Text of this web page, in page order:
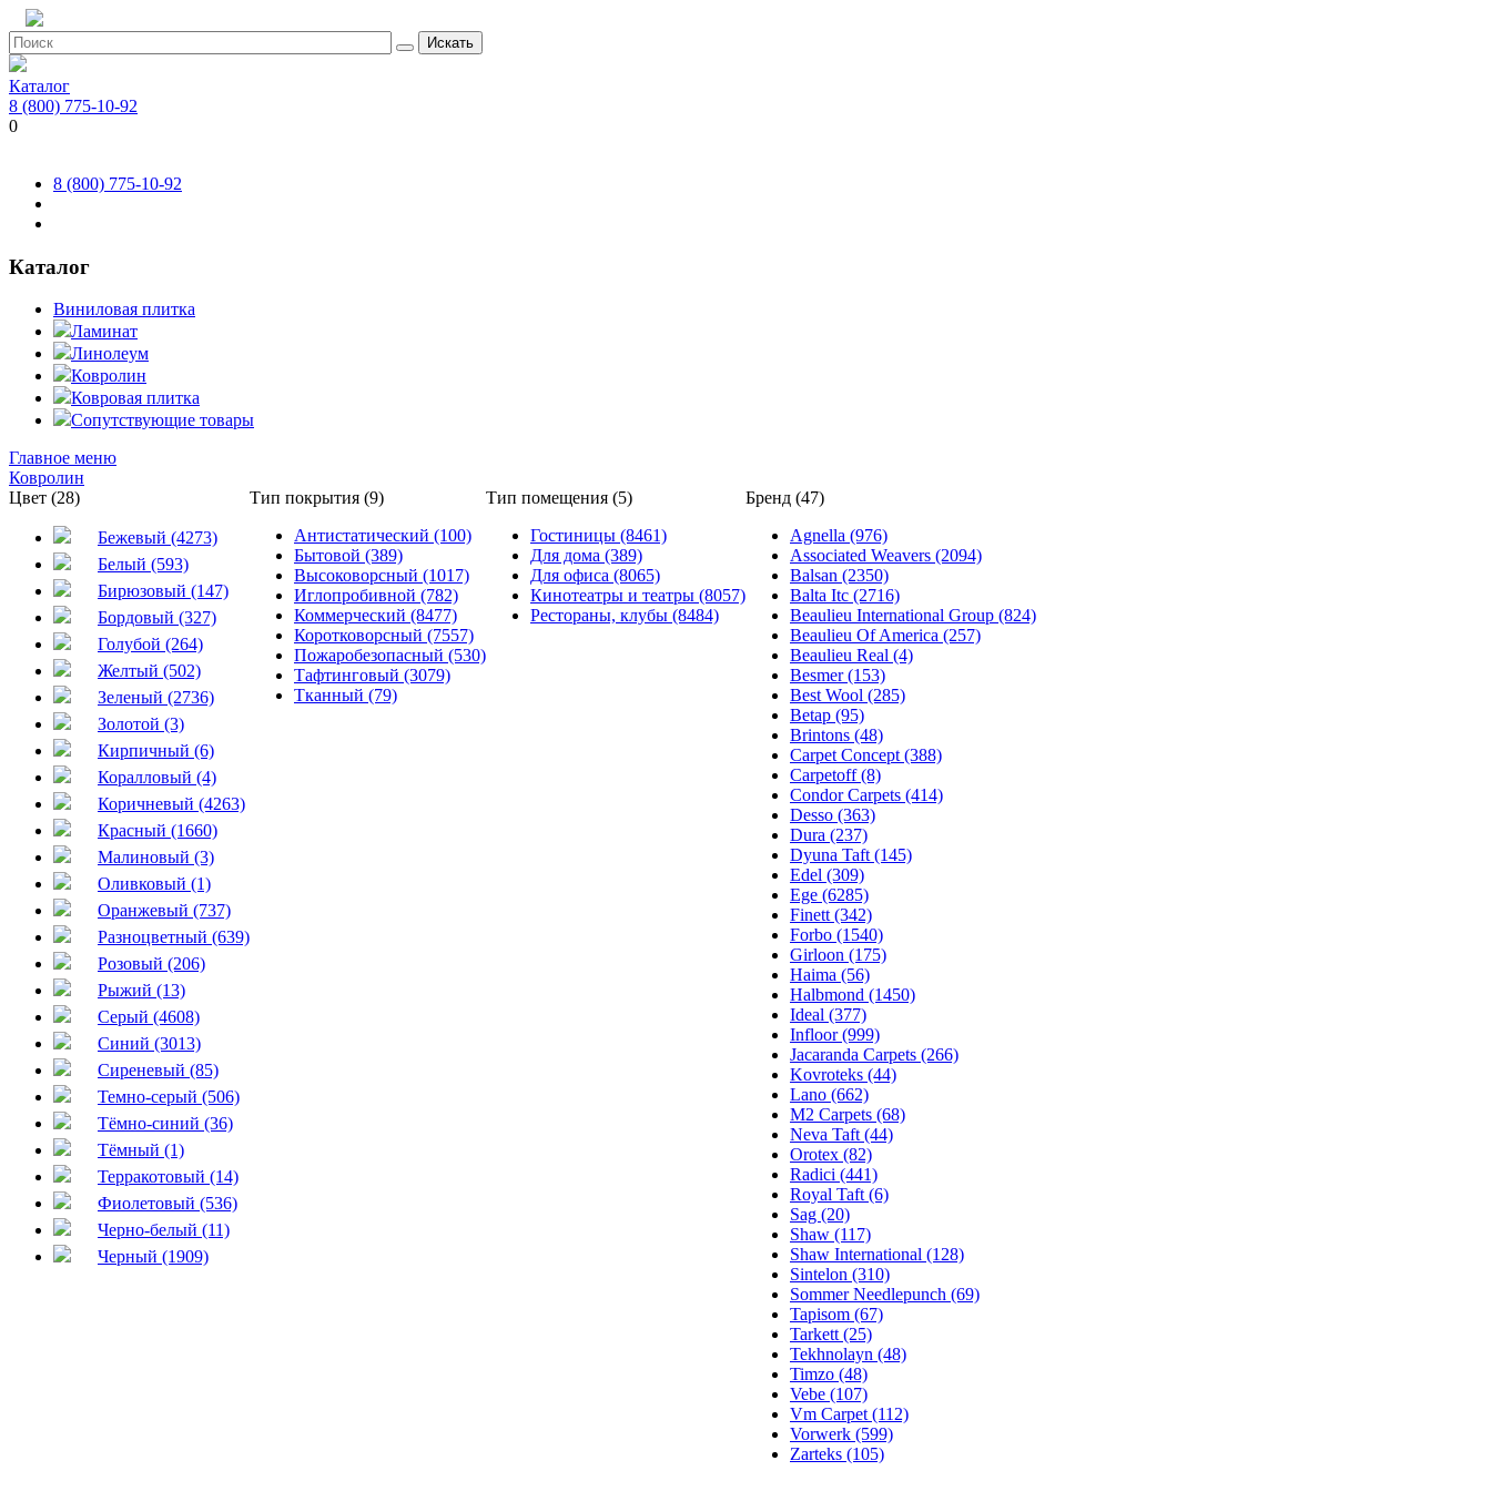
Искать
Каталог
8 (800) 775-10-92
0
8 (800) 775-10-92
Каталог
Виниловая плитка
Ламинат
Линолеум
Ковролин
Ковровая плитка
Сопутствующие товары
Главное меню
Ковролин
Цвет (28)
Бежевый (4273)
Белый (593)
Бирюзовый (147)
Бордовый (327)
Голубой (264)
Желтый (502)
Зеленый (2736)
Золотой (3)
Кирпичный (6)
Коралловый (4)
Коричневый (4263)
Красный (1660)
Малиновый (3)
Оливковый (1)
Оранжевый (737)
Разноцветный (639)
Розовый (206)
Рыжий (13)
Серый (4608)
Синий (3013)
Сиреневый (85)
Темно-серый (506)
Тёмно-синий (36)
Тёмный (1)
Терракотовый (14)
Фиолетовый (536)
Черно-белый (11)
Черный (1909)
Тип покрытия (9)
Антистатический (100)
Бытовой (389)
Высоковорсный (1017)
Иглопробивной (782)
Коммерческий (8477)
Коротковорсный (7557)
Пожаробезопасный (530)
Тафтинговый (3079)
Тканный (79)
Тип помещения (5)
Гостиницы (8461)
Для дома (389)
Для офиса (8065)
Кинотеатры и театры (8057)
Рестораны, клубы (8484)
Бренд (47)
Agnella (976)
Associated Weavers (2094)
Balsan (2350)
Balta Itc (2716)
Beaulieu International Group (824)
Beaulieu Of America (257)
Beaulieu Real (4)
Besmer (153)
Best Wool (285)
Betap (95)
Brintons (48)
Carpet Concept (388)
Carpetoff (8)
Condor Carpets (414)
Desso (363)
Dura (237)
Dyuna Taft (145)
Edel (309)
Ege (6285)
Finett (342)
Forbo (1540)
Girloon (175)
Haima (56)
Halbmond (1450)
Ideal (377)
Infloor (999)
Jacaranda Carpets (266)
Kovroteks (44)
Lano (662)
M2 Carpets (68)
Neva Taft (44)
Orotex (82)
Radici (441)
Royal Taft (6)
Sag (20)
Shaw (117)
Shaw International (128)
Sintelon (310)
Sommer Needlepunch (69)
Tapisom (67)
Tarkett (25)
Tekhnolayn (48)
Timzo (48)
Vebe (107)
Vm Carpet (112)
Vorwerk (599)
Zarteks (105)